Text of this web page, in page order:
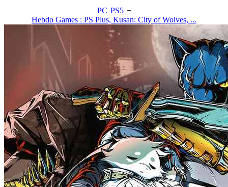
PC PS5 +
Hebdo Games : PS Plus, Kusan: City of Wolves, ...